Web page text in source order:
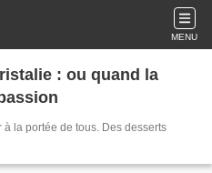
MENU
: ou quand la
la portée de tous. Des desserts